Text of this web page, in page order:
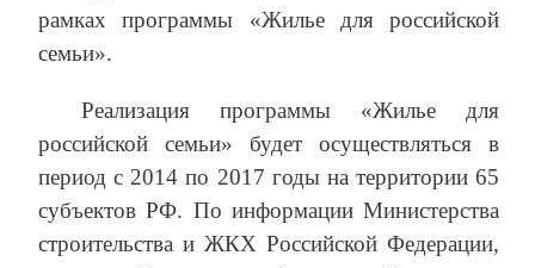
рамках программы «Жилье для российской
семьи».
Реализация программы «Жилье для
российской семьи» будет осуществляться в
период с 2014 по 2017 годы на территории 65
субъектов РФ. По информации Министерства
строительства и ЖКХ Российской Федерации,